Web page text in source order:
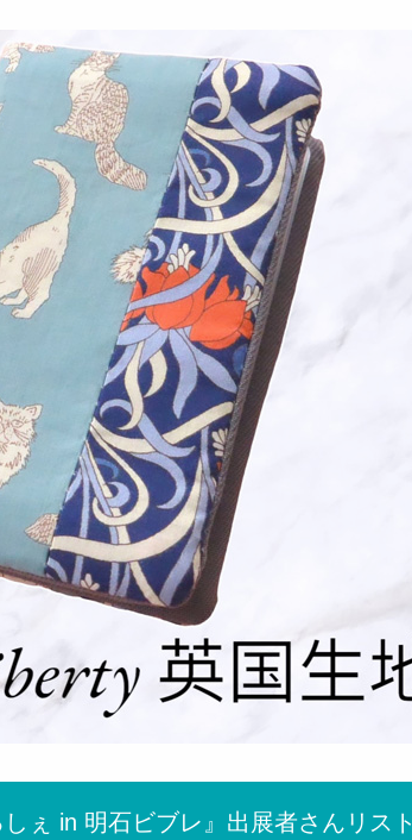
ぇ in 明石ビブレ』出展者さんリスト